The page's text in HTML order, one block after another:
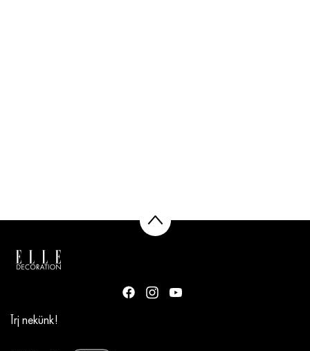
Írj nekünk!